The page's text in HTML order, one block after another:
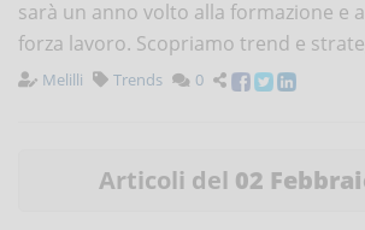
sarà un anno volto alla formazione e
forza lavoro. Scopriamo trend e
Melilli Trends 0
Articoli del 02